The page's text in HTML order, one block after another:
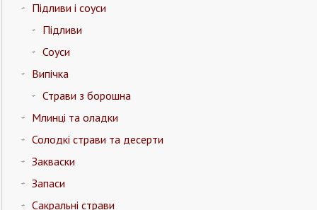
Підливи і соуси
Підливи
Соуси
Випічка
Страви з борошна
Млинці та оладки
Солодкі страви та десерти
Закваски
Запаси
Сакральні страви